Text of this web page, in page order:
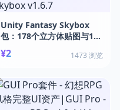
Unity Fantasy Skybox
包：178个立方体贴图与160
个全景天空盒|Fantasy
Skybox v1.6.7
¥2 1473 浏览